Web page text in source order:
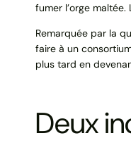
fumer l’orge
Remarquée par la
faire à un
plus tard en
Deux